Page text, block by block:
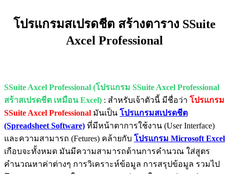
โปรแกรมสเปรดชีต สร้างตาราง SSuite
Axcel Professional
SSuite Axcel Professional (โปรแกรม SSuite Axcel Professional
สร้าสเปรดชีต เหมือน Excel) : สำหรับเจ้าตัวนี้ มีชื่อว่า โปรแกรม
SSuite Axcel Professional มันเป็น โปรแกรมสเปรดชีต
(Spreadsheet Software) ที่มีหน้าตาการใช้งาน (User Interface)
และความสามารถ (Fetures) คล้ายกับ โปรแกรม Microsoft Excel
เกือบจะทั้งหมด มันมีความสามารถด้านการคำนวณ ใส่สูตร
คำนวณหาค่าต่างๆ การวิเคราะห์ข้อมูล การสรุปข้อมูล รวมไป